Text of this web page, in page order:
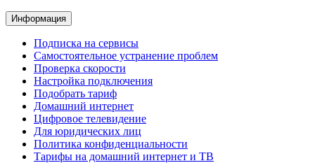
Информация
Подписка на сервисы
Самостоятельное устранение проблем
Проверка скорости
Настройка подключения
Подобрать тариф
Домашний интернет
Цифровое телевидение
Для юридических лиц
Политика конфиденциальности
Тарифы на домашний интернет и ТВ